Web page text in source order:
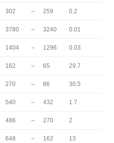
302 – 259 0.2
3780 – 3240 0.01
1404 – 1296 0.03
162 – 65 29.7
270 – 86 30.5
540 – 432 1.7
486 – 270 2
648 – 162 13